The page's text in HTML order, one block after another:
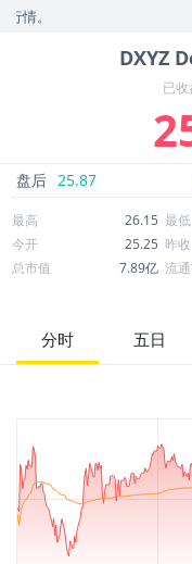
DXYZ
已收
盘后 25.87
最高 26.15 最低
今开
25.25 昨收
总市值
7.89亿 流
52周最高
72.87
股息
分时 五日